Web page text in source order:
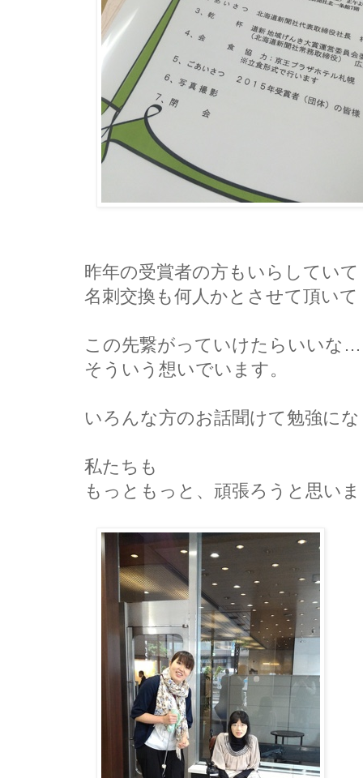
昨年の受賞者の方もいらしていて
名刺交換も何人かとさせて頂いて
この先繋がっていけたらいいな
そういう想いでいます。
いろんな方のお話聞けて勉強に
私たちも
もっともっと、頑張ろうと思い